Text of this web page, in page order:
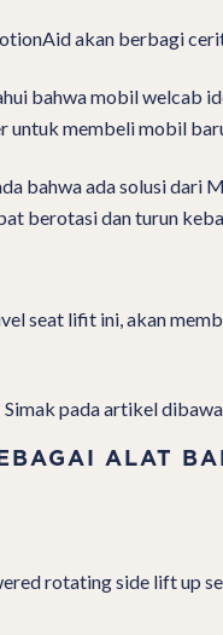
akan berbagi
bahwa mobil welcab
untuk membeli mobil
bahwa ada solusi dari
berotasi dan turun
seat lifit ini, akan
pada artikel
ALAT
rotating side lift up